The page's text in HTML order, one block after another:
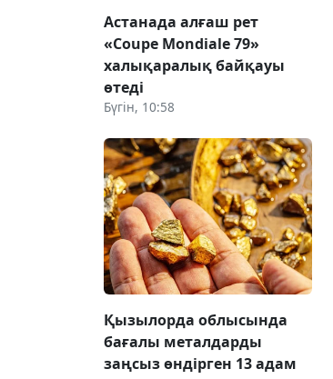
Астанада алғаш рет
«Coupe Mondiale 79»
халықаралық байқауы
өтеді
Бүгін, 10:58
Қызылорда облысында
бағалы металдарды
заңсыз өндірген 13 адам